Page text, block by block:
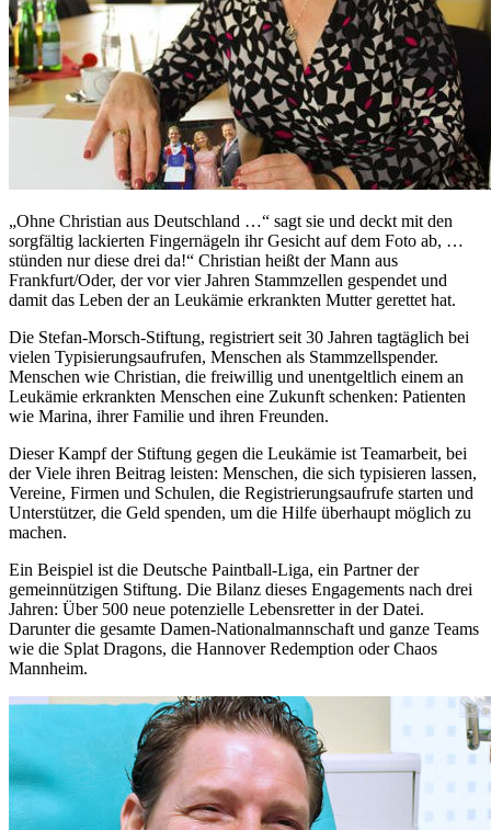
„Ohne Christian aus Deutschland …“ sagt sie und deckt mit den
sorgfältig lackierten Fingernägeln ihr Gesicht auf dem Foto ab, …
stünden nur diese drei da!“ Christian heißt der Mann aus
Frankfurt/Oder, der vor vier Jahren Stammzellen gespendet und
damit das Leben der an Leukämie erkrankten Mutter gerettet hat.
Die Stefan-Morsch-Stiftung, registriert seit 30 Jahren tagtäglich bei
vielen Typisierungsaufrufen, Menschen als Stammzellspender.
Menschen wie Christian, die freiwillig und unentgeltlich einem an
Leukämie erkrankten Menschen eine Zukunft schenken: Patienten
wie Marina, ihrer Familie und ihren Freunden.
Dieser Kampf der Stiftung gegen die Leukämie ist Teamarbeit, bei
der Viele ihren Beitrag leisten: Menschen, die sich typisieren lassen,
Vereine, Firmen und Schulen, die Registrierungsaufrufe starten und
Unterstützer, die Geld spenden, um die Hilfe überhaupt möglich zu
machen.
Ein Beispiel ist die Deutsche Paintball-Liga, ein Partner der
gemeinnützigen Stiftung. Die Bilanz dieses Engagements nach drei
Jahren: Über 500 neue potenzielle Lebensretter in der Datei.
Darunter die gesamte Damen-Nationalmannschaft und ganze Teams
wie die Splat Dragons, die Hannover Redemption oder Chaos
Mannheim.